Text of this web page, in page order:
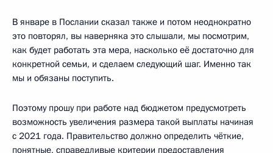
В январе в Послании сказал также и потом неоднократно
это повторял, вы наверняка это слышали, мы посмотрим,
как будет работать эта мера, насколько её достаточно для
конкретной семьи, и сделаем следующий шаг. Именно так
мы и обязаны поступить.
Поэтому прошу при работе над бюджетом предусмотреть
возможность увеличения размера такой выплаты начиная
с 2021 года. Правительство должно определить чёткие,
понятные, справедливые критерии предоставления